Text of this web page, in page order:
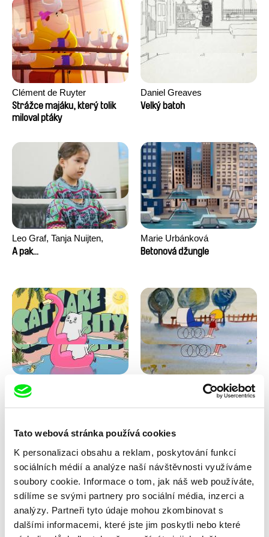
Tato webová stránka používá cookies
K personalizaci obsahu a reklam, poskytování funkcí
sociálních médií a analýze naší návštěvnosti využíváme
soubory cookie. Informace o tom, jak náš web používáte,
sdílíme se svými partnery pro sociální média, inzerci a
analýzy. Partneři tyto údaje mohou zkombinovat s
dalšími informacemi, které jste jim poskytli nebo které
Clément de Ruyter
Strážce majáku, který tolik
miloval ptáky
Daniel Greaves
Velký batoh
Leo Graf, Tanja Nuijten,
Raphael Stalder
A pak...
Marie Urbánková
Betonová džungle
Antje Heyn
Cat Lake City
Iva Ćirić Marita Mayer